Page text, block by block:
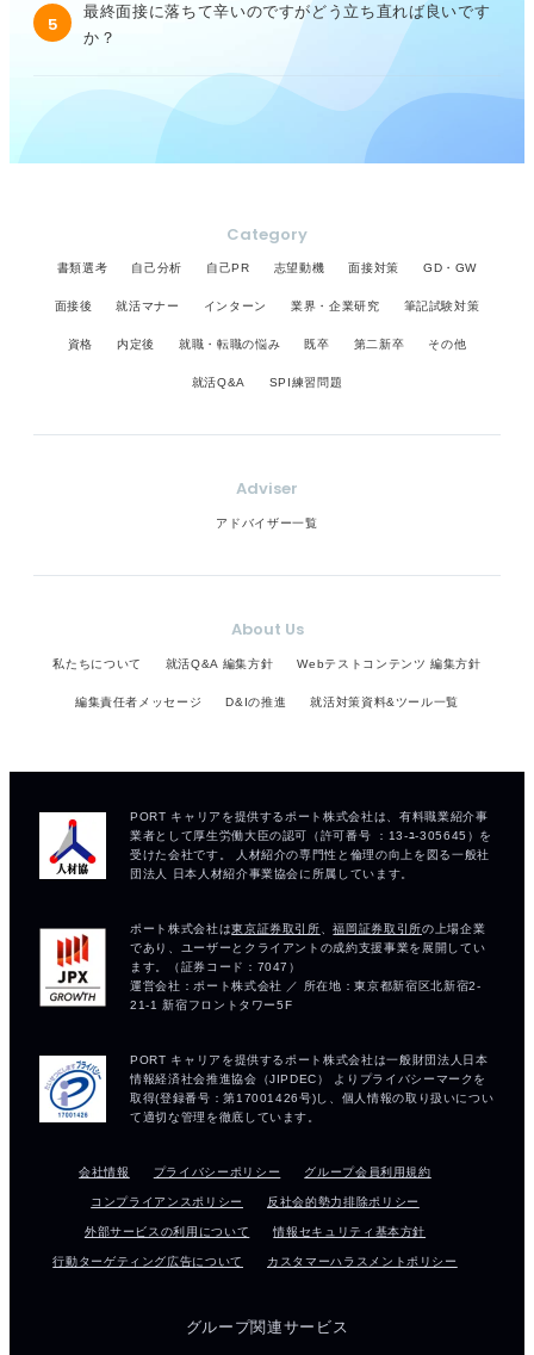
5
最終面接に落ちて辛いのですがどう立ち直れば良いです
か？
Category
書類選考 自己分析 自己PR 志望動機 面接対策 GD・GW
面接後 就活マナー インターン 業界・企業研究 筆記試験対策
資格 内定後 就職・転職の悩み 既卒 第二新卒 その他
就活Q&A SPI練習問題
Adviser
アドバイザー一覧
About Us
私たちについて 就活Q&A 編集方針 Webテストコンテンツ 編集方針
編集責任者メッセージ D&Iの推進 就活対策資料&ツール一覧
会社情報 プライバシーポリシー グループ会員利用規約
コンプライアンスポリシー 反社会的勢力排除ポリシー
外部サービスの利用について 情報セキュリティ基本方針
行動ターゲティング広告について カスタマーハラスメントポリシー